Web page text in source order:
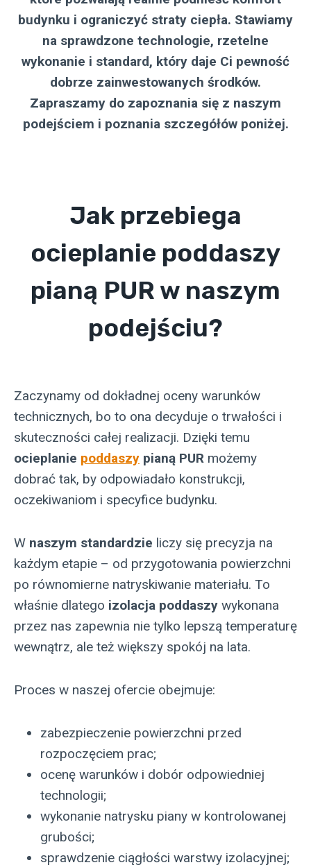
budynku i ograniczyć straty ciepła. Stawiamy
na sprawdzone technologie, rzetelne
wykonanie i standard, który daje Ci pewność
dobrze zainwestowanych środków.
Zapraszamy do zapoznania się z naszym
podejściem i poznania szczegółów poniżej.
Jak przebiega
ocieplanie poddaszy
pianą PUR w naszym
podejściu?
Zaczynamy od dokładnej oceny warunków
technicznych, bo to ona decyduje o trwałości i
skuteczności całej realizacji. Dzięki temu
ocieplanie poddaszy pianą PUR możemy
dobrać tak, by odpowiadało konstrukcji,
oczekiwaniom i specyfice budynku.
W naszym standardzie liczy się precyzja na
każdym etapie – od przygotowania powierzchni
po równomierne natryskiwanie materiału. To
właśnie dlatego izolacja poddaszy wykonana
przez nas zapewnia nie tylko lepszą temperaturę
wewnątrz, ale też większy spokój na lata.
Proces w naszej ofercie obejmuje:
zabezpieczenie powierzchni przed
rozpoczęciem prac;
ocenę warunków i dobór odpowiedniej
technologii;
wykonanie natrysku piany w kontrolowanej
grubości;
sprawdzenie ciągłości warstwy izolacyjnej;